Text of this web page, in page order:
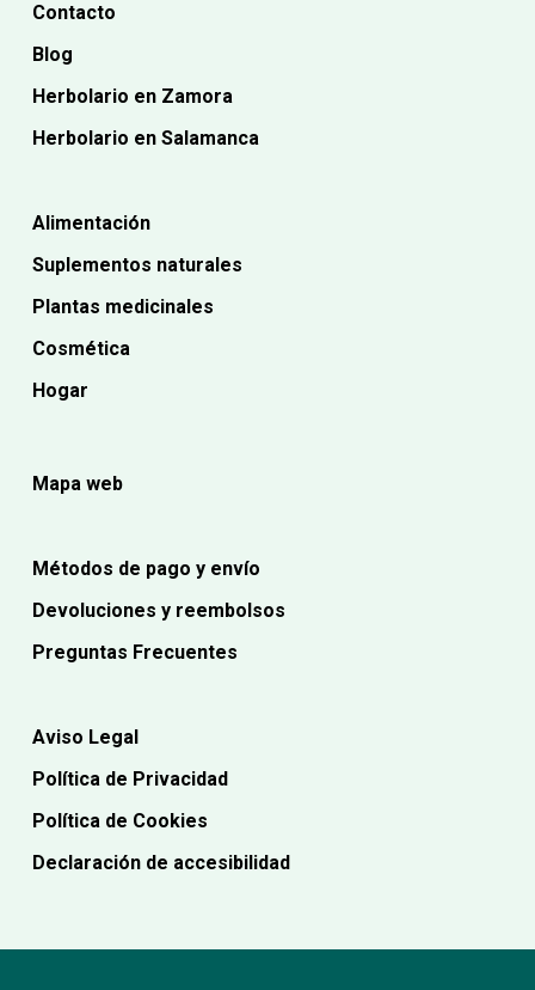
Contacto
Blog
Herbolario en Zamora
Herbolario en Salamanca
Alimentación
Suplementos naturales
Plantas medicinales
Cosmética
Hogar
Mapa web
Métodos de pago y envío
Devoluciones y reembolsos
Preguntas Frecuentes
Aviso Legal
Política de Privacidad
Política de Cookies
Declaración de accesibilidad